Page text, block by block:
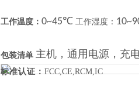
工作温度： 0~45℃ 工作湿度：
包装清单 主机，通用电源，充
标准认证：FCC,CE,RCM,IC